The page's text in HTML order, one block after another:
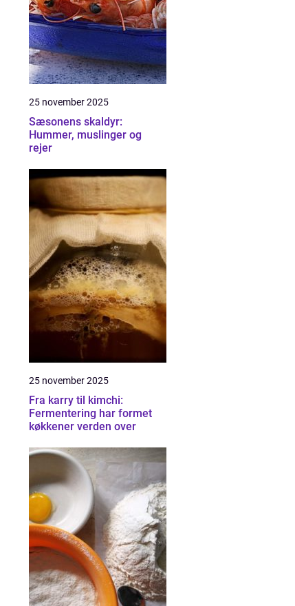
25 november 2025
Sæsonens skaldyr:
Hummer, muslinger og
rejer
25 november 2025
Fra karry til kimchi:
Fermentering har formet
køkkener verden over